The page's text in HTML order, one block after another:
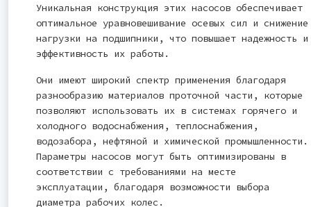
Уникальная конструкция этих насосов обеспечивает
оптимальное уравновешивание осевых сил и снижение
нагрузки на подшипники, что повышает надежность и
эффективность их работы.
Они имеют широкий спектр применения благодаря
разнообразию материалов проточной части, которые
позволяют использовать их в системах горячего и
холодного водоснабжения, теплоснабжения,
водозабора, нефтяной и химической промышленности.
Параметры насосов могут быть оптимизированы в
соответствии с требованиями на месте
эксплуатации, благодаря возможности выбора
диаметра рабочих колес.